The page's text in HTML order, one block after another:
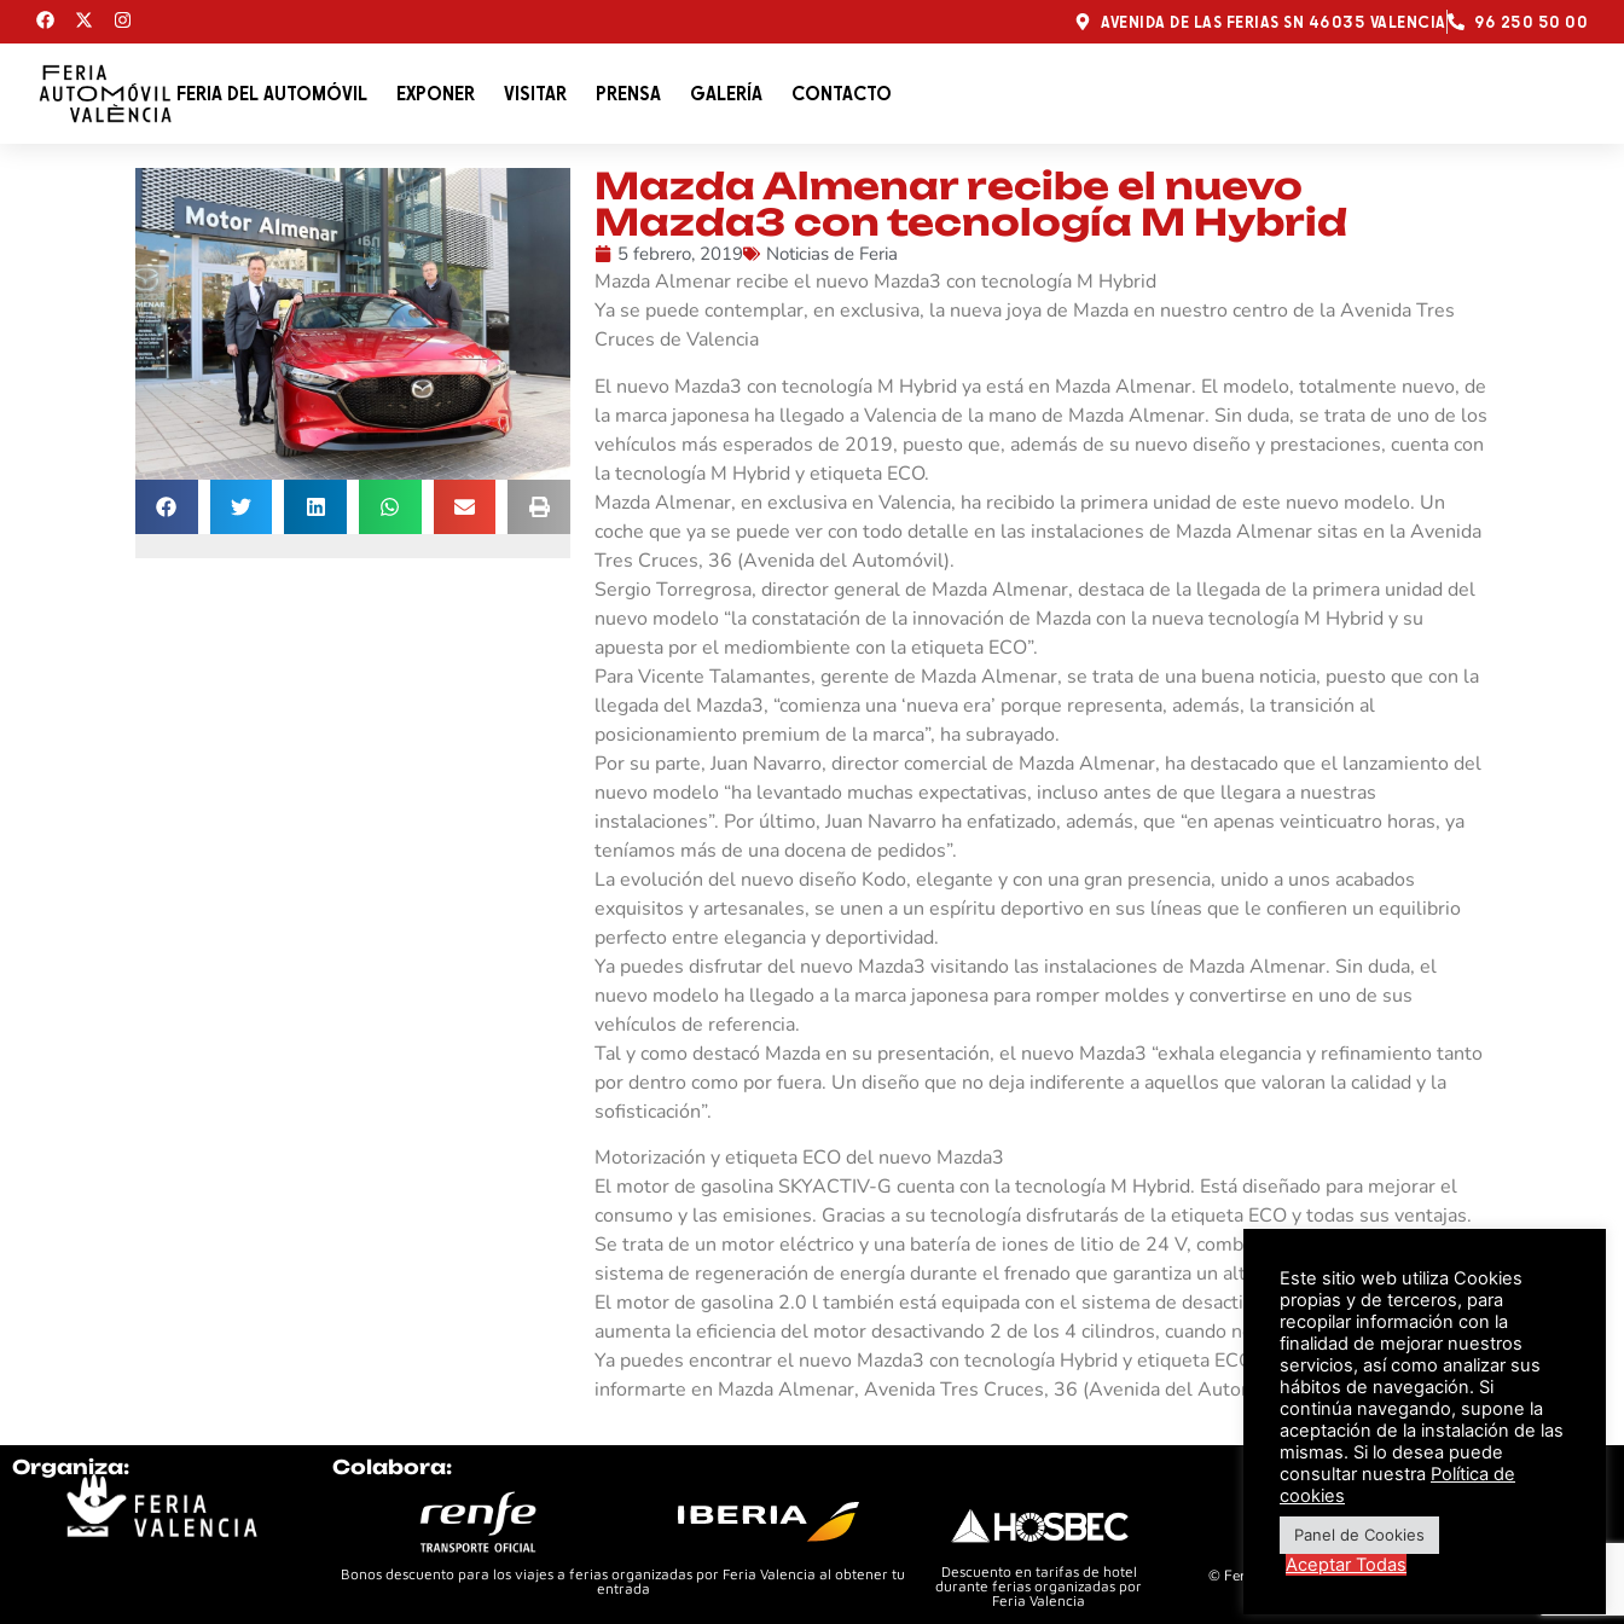
AVENIDA DE LAS FERIAS SN 46035 VALENCIA 96 250 50 00
FERIA DEL AUTOMÓVIL EXPONER VISITAR PRENSA GALERÍA CONTACTO
Mazda Almenar recibe el nuevo
Mazda3 con tecnología M Hybrid
5 febrero, 2019 Noticias de Feria
Mazda Almenar recibe el nuevo Mazda3 con tecnología M Hybrid
Ya se puede contemplar, en exclusiva, la nueva joya de Mazda en nuestro centro de la Avenida Tres
Cruces de Valencia
El nuevo Mazda3 con tecnología M Hybrid ya está en Mazda Almenar. El modelo, totalmente nuevo, de
la marca japonesa ha llegado a Valencia de la mano de Mazda Almenar. Sin duda, se trata de uno de los
vehículos más esperados de 2019, puesto que, además de su nuevo diseño y prestaciones, cuenta con
la tecnología M Hybrid y etiqueta ECO.
Mazda Almenar, en exclusiva en Valencia, ha recibido la primera unidad de este nuevo modelo. Un
coche que ya se puede ver con todo detalle en las instalaciones de Mazda Almenar sitas en la Avenida
Tres Cruces, 36 (Avenida del Automóvil).
Sergio Torregrosa, director general de Mazda Almenar, destaca de la llegada de la primera unidad del
nuevo modelo “la constatación de la innovación de Mazda con la nueva tecnología M Hybrid y su
apuesta por el mediombiente con la etiqueta ECO”.
Para Vicente Talamantes, gerente de Mazda Almenar, se trata de una buena noticia, puesto que con la
llegada del Mazda3, “comienza una ‘nueva era’ porque representa, además, la transición al
posicionamiento premium de la marca”, ha subrayado.
Por su parte, Juan Navarro, director comercial de Mazda Almenar, ha destacado que el lanzamiento del
nuevo modelo “ha levantado muchas expectativas, incluso antes de que llegara a nuestras
instalaciones”. Por último, Juan Navarro ha enfatizado, además, que “en apenas veinticuatro horas, ya
teníamos más de una docena de pedidos”.
La evolución del nuevo diseño Kodo, elegante y con una gran presencia, unido a unos acabados
exquisitos y artesanales, se unen a un espíritu deportivo en sus líneas que le confieren un equilibrio
perfecto entre elegancia y deportividad.
Ya puedes disfrutar del nuevo Mazda3 visitando las instalaciones de Mazda Almenar. Sin duda, el
nuevo modelo ha llegado a la marca japonesa para romper moldes y convertirse en uno de sus
vehículos de referencia.
Tal y como destacó Mazda en su presentación, el nuevo Mazda3 “exhala elegancia y refinamiento tanto
por dentro como por fuera. Un diseño que no deja indiferente a aquellos que valoran la calidad y la
sofisticación”.
Motorización y etiqueta ECO del nuevo Mazda3
El motor de gasolina SKYACTIV-G cuenta con la tecnología M Hybrid. Está diseñado para mejorar el
consumo y las emisiones. Gracias a su tecnología disfrutarás de la etiqueta ECO y todas sus ventajas.
Se trata de un motor eléctrico y una batería de iones de litio de 24 V, combinados con el exclusivo
sistema de regeneración de energía durante el frenado que garantiza un alto rendimiento y eficiencia.
El motor de gasolina 2.0 l también está equipada con el sistema de desactivación de cilindros que
aumenta la eficiencia del motor desactivando 2 de los 4 cilindros, cuando no se requiere un alto par.
Ya puedes encontrar el nuevo Mazda3 con tecnología Hybrid y etiqueta ECO. Ven a conocerlo e
informarte en Mazda Almenar, Avenida Tres Cruces, 36 (Avenida del Automóvil).
Organiza: Colabora:
Bonos descuento para los viajes a ferias organizadas por Feria Valencia al obtener tu
entrada
Descuento en tarifas de hotel
durante ferias organizadas por
Feria Valencia
#FeriaAutomovil25
Aviso Legal –Política de Privacidad
© Feria Valencia, todos los derechos reservados
Este sitio web utiliza Cookies
propias y de terceros, para
recopilar información con la
finalidad de mejorar nuestros
servicios, así como analizar sus
hábitos de navegación. Si
continúa navegando, supone la
aceptación de la instalación de las
mismas. Si lo desea puede
consultar nuestra Política de
cookies
Panel de Cookies
Aceptar Todas